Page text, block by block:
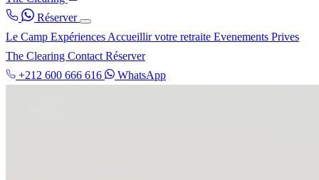
Réserver
Le Camp Expériences Accueillir votre retraite Evenements Prives
The Clearing Contact Réserver
+212 600 666 616
WhatsApp